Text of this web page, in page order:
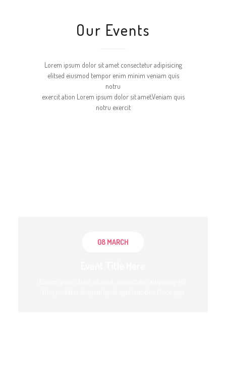
Our Events
Lorem ipsum dolor sit amet consectetur adipisicing
elitsed eiusmod tempor enim minim veniam quis
notru
exercit ation Lorem ipsum dolor sit amet.Veniam quis
notru exercit
08 MARCH